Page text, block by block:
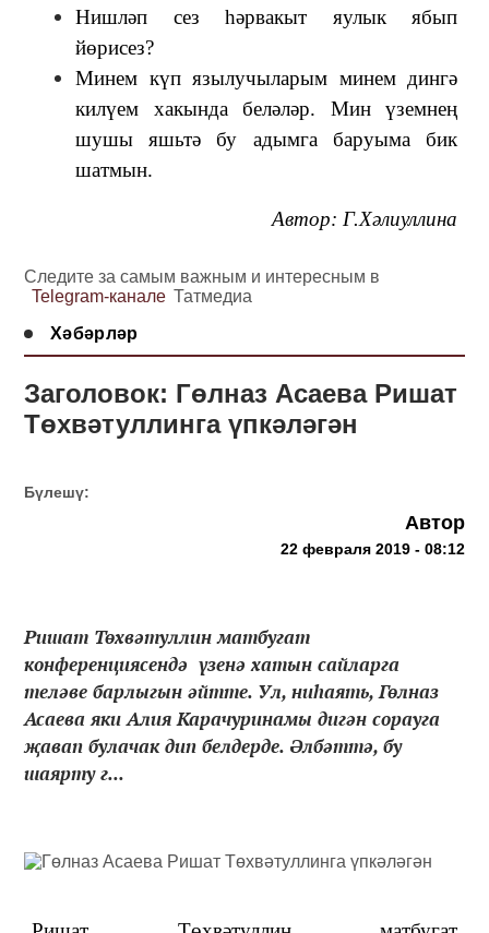
Нишләп сез һәрвакыт яулык ябып
йөрисез?
Минем күп язылучыларым минем дингә
килүем хакында беләләр. Мин үземнең
шушы яшьтә бу адымга баруыма бик
шатмын.
Автор: Г.Хәлиуллина
Следите за самым важным и интересным в
Telegram-канале Татмедиа
Хәбәрләр
Заголовок: Гөлназ Асаева Ришат
Төхвәтуллинга үпкәләгән
Бүлешү:
Автор
22 февраля 2019 - 08:12
Ришат Төхвәтуллин матбугат
конференциясендә үзенә хатын сайларга
теләве барлыгын әйтте. Ул, ниһаять, Гөлназ
Асаева яки Алия Карачуринамы дигән сорауга
җавап булачак дип белдерде. Әлбәттә, бу
шаярту г...